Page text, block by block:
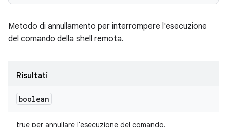
Metodo di annullamento per interrompere l'esecuzione
del comando della shell remota.
Risultati
boolean
true per annullare l'esecuzione del comando.